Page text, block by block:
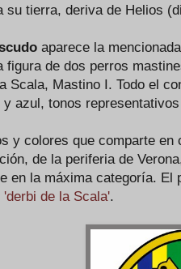
su tierra, deriva de Helios
aparece la
figura de dos perros
Scala, Mastino I. Todo el
y azul, tonos
y colores que comparte
de la periferia de
en la máxima categoría.
'derbi de la Scala'.